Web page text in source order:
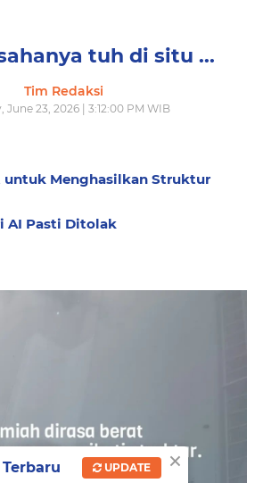
tuh di situ ...
Tim Redaksi
June 23, 2026 | 3:12:00 PM WIB
untuk Menghasilkan Struktur
AI Pasti Ditolak
×
UPDATE